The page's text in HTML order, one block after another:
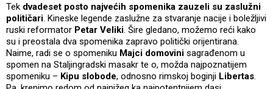
Tek dvadeset posto najvećih spomenika zauzeli su zaslužni
političari. Kineske legende zaslužne za stvaranje nacije i boležljivi
ruski reformator Petar Veliki. Šire gledano, možemo reći kako
su i preostala dva spomenika zapravo politički orijentirana.
Naime, radi se o spomeniku Majci domovini sagrađenom u
spomen na Staljingradski masakr te o, možda najpoznatijem
spomeniku – Kipu slobode, odnosno rimskoj boginji Libertas.